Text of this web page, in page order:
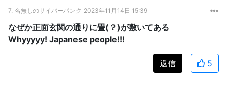
7. 名無しのサイバーパンク 2023年11月14日 15:39
なぜか正面玄関の通りに畳(？)が敷いてある
Whyyyyy! Japanese people!!!
返信 5